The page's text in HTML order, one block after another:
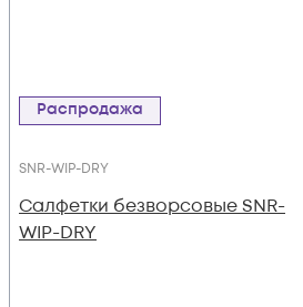
Распродажа
SNR-WIP-DRY
Салфетки безворсовые SNR-
WIP-DRY